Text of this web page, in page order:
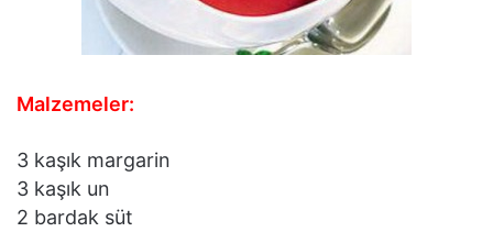
Malzemeler:
3 kaşık margarin
3 kaşık un
2 bardak süt